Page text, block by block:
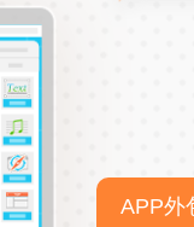
APP外